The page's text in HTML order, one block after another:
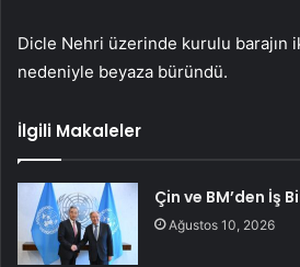
Dicle Nehri üzerinde kurulu barajın
nedeniyle beyaza büründü.
İlgili Makaleler
Çin ve BM’den İş
Ağustos 10, 2026